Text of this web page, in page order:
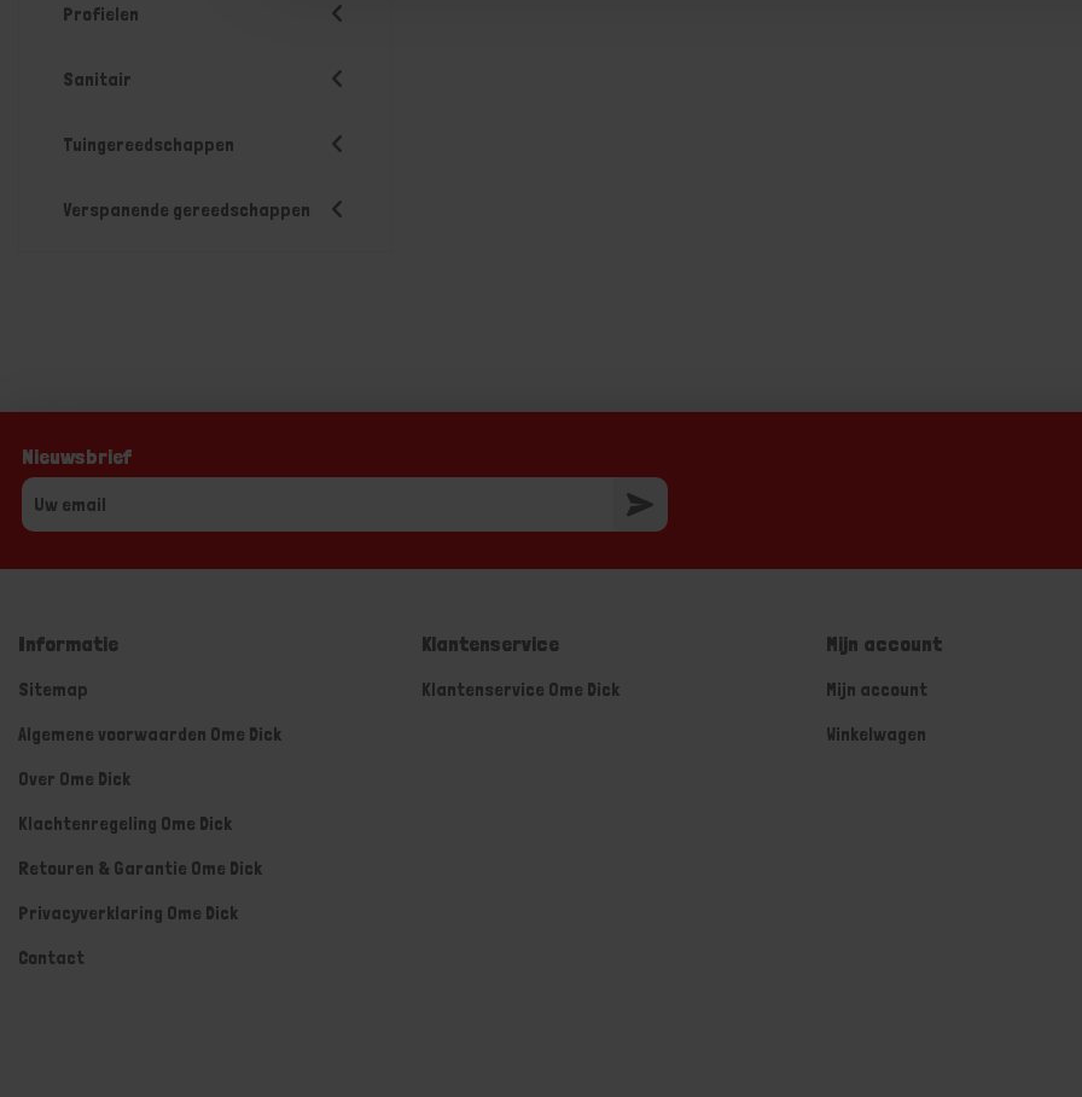
Profielen
Sanitair
Tuingereedschappen
Verspanende gereedschappen
Nieuwsbrief
Informatie
Sitemap
Algemene voorwaarden Ome Dick
Over Ome Dick
Klachtenregeling Ome Dick
Retouren & Garantie Ome Dick
Privacyverklaring Ome Dick
Contact
Klantenservice
Klantenservice Ome Dick
Mijn account
Mijn account
Winkelwagen